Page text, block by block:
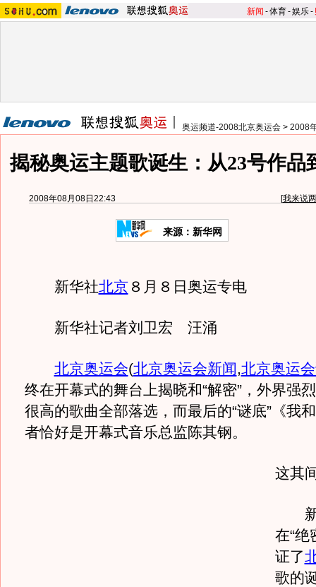
新闻 -体育-娱乐-
奥运频道-2008北京奥运会 > 2008
揭秘奥运主题歌诞生：从23号作品
2008年08月08日22:43 [我来说
来源：新华网
新华社北京８月８日奥运专电
新华社记者刘卫宏 汪涌
北京奥运会(北京奥运会新闻,北京奥运
终在开幕式的舞台上揭晓和“解密”，外界强
很高的歌曲全部落选，而最后的“谜底”《我
者恰好是开幕式音乐总监陈其钢。
这其
新
在“绝
证了
歌的